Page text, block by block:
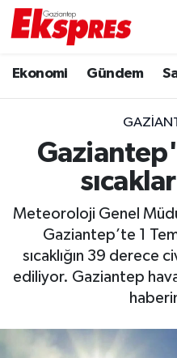
Ekonomi Gündem
Meteoroloji Genel
Gaziantep’te 1
sıcaklığın 39 derece
ediliyor. Gaziantep
Ekonomi
Gaziantep son
Genel
Gündem
Haberler
Magazin
Trafik Durumu
Puan Durumu ve
Tüm Manşetler
Son Dakika Haberleri
Haber Arşivi